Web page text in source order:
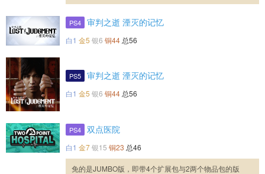
PS4 审判之逝 湮灭的记忆
白1 金5 银6 铜44 总56
PS5 审判之逝 湮灭的记忆
白1 金5 银6 铜44 总56
PS4 双点医院
白1 金7银15 铜23 总46
免的是JUMBO版，即带4个扩展包与2两个物品包的版